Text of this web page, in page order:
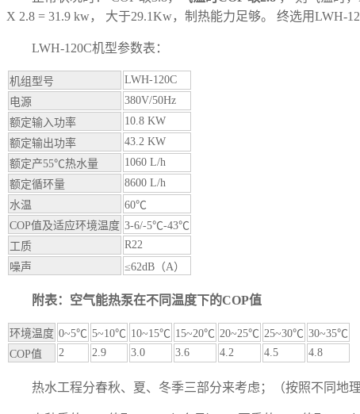
X 2.8 = 31.9 kw， 大于29.1Kw，制热能力足够。 终选用LWH-
LWH-120C机型参数表：
机组型号
LWH-120C
电源
380V/50Hz
额定输入功率
10.8 KW
额定输出功率
43.2 KW
额定产55℃热水量
1060 L/h
额定循环量
8600 L/h
水温
60℃
COP值及适应环境温度 3-6/-5℃-43℃
工质
R22
噪声
≤62dB（A）
附表：空气能热泵在不同温度下的COP值
环境温度 0~5℃ 5~10℃ 10~15℃ 15~20℃ 20~25℃ 25~30℃ 30~35℃
COP值
2 2.9 3.0 3.6 4.2 4.5 4.8
热水工程分春秋、夏、冬季三部分来考虑；（按照不同地